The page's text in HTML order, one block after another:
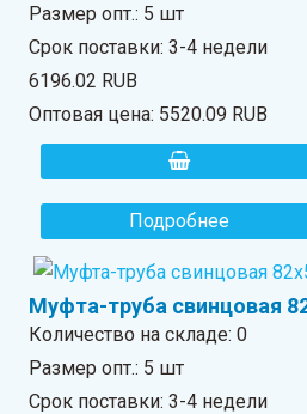
Размер опт.: 5 шт
Срок поставки: 3-4 недели
6196.02 RUB
Оптовая цена: 5520.09 RUB
Подробнее
Муфта-труба свинцовая
Количество на складе:0
Размер опт.: 5 шт
Срок поставки: 3-4 недели